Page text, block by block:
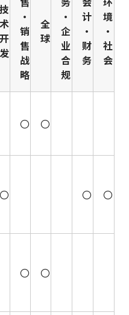
技
术
开
发
・
销
售
战
略
全
球
・
企
业
合
规
计
・
财
务
境
・
社
会
〇 〇
〇 〇 〇
〇 〇